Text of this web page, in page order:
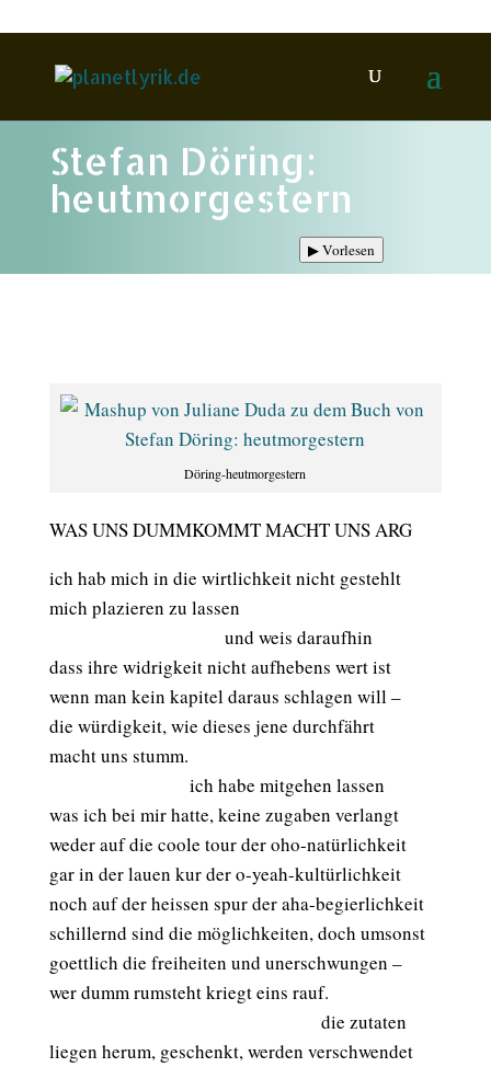
Stefan Döring:
heutmorgestern
▶Vorlesen
Döring-heutmorgestern
WAS UNS DUMMKOMMT MACHT UNS ARG
ich hab mich in die wirtlichkeit nicht gestehlt
mich plazieren zu lassen
und weis daraufhin
dass ihre widrigkeit nicht aufhebens wert ist
wenn man kein kapitel daraus schlagen will –
die würdigkeit, wie dieses jene durchfährt
macht uns stumm.
ich habe mitgehen lassen
was ich bei mir hatte, keine zugaben verlangt
weder auf die coole tour der oho-natürlichkeit
gar in der lauen kur der o-yeah-kultürlichkeit
noch auf der heissen spur der aha-begierlichkeit
schillernd sind die möglichkeiten, doch umsonst
goettlich die freiheiten und unerschwungen –
wer dumm rumsteht kriegt eins rauf.
die zutaten
liegen herum, geschenkt, werden verschwendet